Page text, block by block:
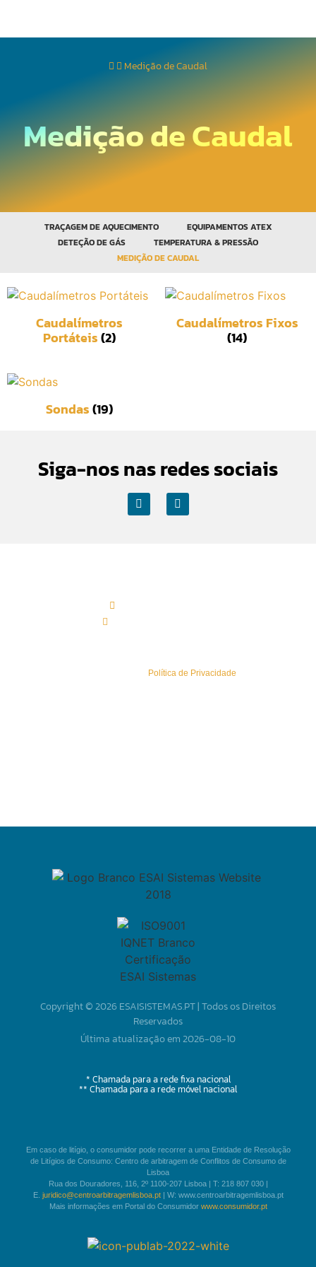
Medição de Caudal
Medição de Caudal
TRAÇAGEM DE AQUECIMENTO
EQUIPAMENTOS ATEX
DETEÇÃO DE GÁS
TEMPERATURA & PRESSÃO
MEDIÇÃO DE CAUDAL
Caudalímetros
Portáteis(2)
Caudalímetros Fixos
(14)
Sondas(19)
Siga-nos nas redes sociais
Política de Privacidade
Copyright © 2026 ESAISISTEMAS.PT | Todos os Direitos
Reservados
Última atualização em 2026-08-10
* Chamada para a rede fixa nacional
** Chamada para a rede móvel nacional
Em caso de litígio, o consumidor pode recorrer a uma Entidade de Resolução
de Litígios de Consumo: Centro de arbitragem de Conflitos de Consumo de
Lisboa
Rua dos Douradores, 116, 2º 1100-207 Lisboa | T: 218 807 030 |
E. juridico@centroarbitragemlisboa.pt| W: www.centroarbitragemlisboa.pt
Mais informações em Portal do Consumidor www.consumidor.pt